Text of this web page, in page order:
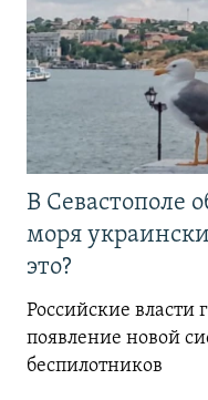
В Севастополе
моря
это?
Российские власти
появление новой
беспилотников